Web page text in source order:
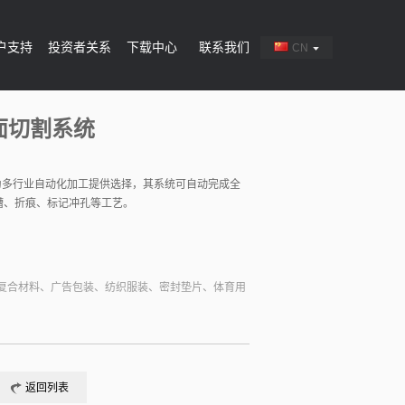
支持 投资者关系 下载中心 联系我们 CN
切割系统
行业自动化加工提供选择，其系统可自动完成全
折痕、标记冲孔等工艺。
合材料、广告包装、纺织服装、密封垫片、体育用
返回列表